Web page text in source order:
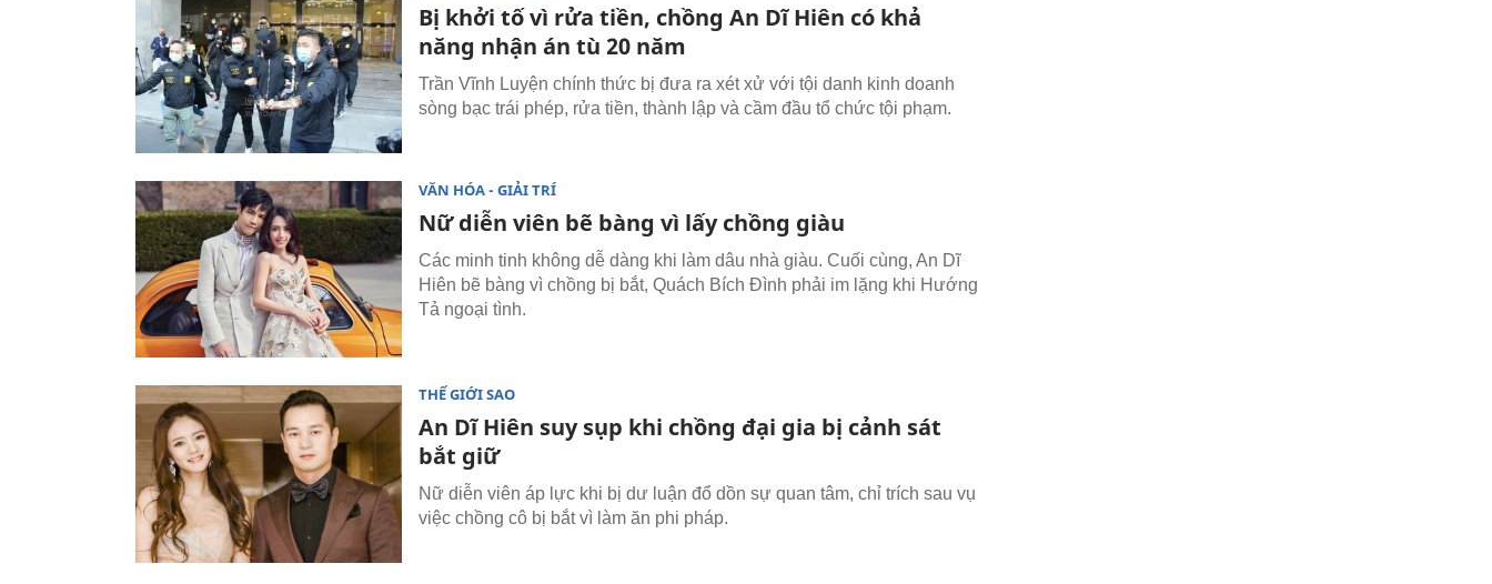
Bị khởi tố vì rửa tiền, chồng An Dĩ Hiên có khả
năng nhận án tù 20 năm
Trần Vĩnh Luyện chính thức bị đưa ra xét xử với tội danh kinh doanh
sòng bạc trái phép, rửa tiền, thành lập và cầm đầu tổ chức tội phạm.
VĂN HÓA - GIẢI TRÍ
Nữ diễn viên bẽ bàng vì lấy chồng giàu
Các minh tinh không dễ dàng khi làm dâu nhà giàu. Cuối cùng, An Dĩ
Hiên bẽ bàng vì chồng bị bắt, Quách Bích Đình phải im lặng khi Hướng
Tả ngoại tình.
THẾ GIỚI SAO
An Dĩ Hiên suy sụp khi chồng đại gia bị cảnh sát
bắt giữ
Nữ diễn viên áp lực khi bị dư luận đổ dồn sự quan tâm, chỉ trích sau vụ
việc chồng cô bị bắt vì làm ăn phi pháp.